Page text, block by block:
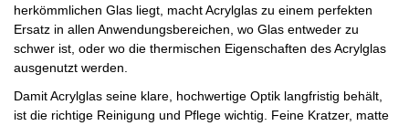
herkömmlichen Glas liegt, macht Acrylglas zu einem perfekten
Ersatz in allen Anwendungsbereichen, wo Glas entweder zu
schwer ist, oder wo die thermischen Eigenschaften des Acrylglas
ausgenutzt werden.
Damit Acrylglas seine klare, hochwertige Optik langfristig behält,
ist die richtige Reinigung und Pflege wichtig. Feine Kratzer, matte